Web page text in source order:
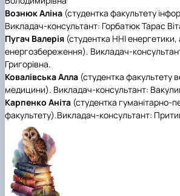
Вознюк Аліна (студентка факультету
Викладач-консультант: Горбатюк Тарас
Пугач Валерія (студентка ННІ енергетики,
енергозбереження). Викладач-
Григорівна.
Ковалівська Алла (студентка факультету
медицини). Викладач-консультант: Вакулик
Карпенко Аніта (студентка гуманітарно-
факультету).Викладач-консультант: